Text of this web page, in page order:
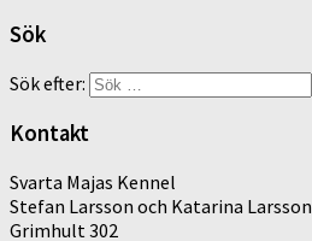
Sök
Sök efter:
Kontakt
Svarta Majas Kennel
Stefan Larsson och Katarina Larsson
Grimhult 302